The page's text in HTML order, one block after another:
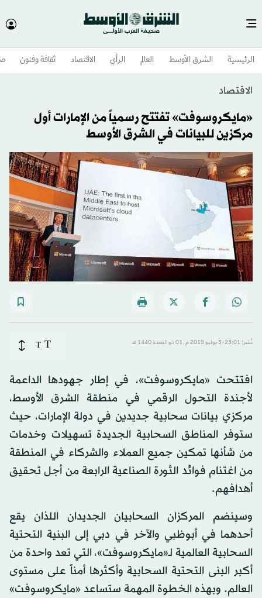
الرئيسية الشرق الأوسط​ العالم الرأي الاقتصاد ثقافة وفنون
الاقتصاد
«مايكروسوفت» تفتتح رسمياً من الإمارات أول
مركزين للبيانات في الشرق الأوسط
نُشر: 23:01-3 يوليو 2019 م ـ 01 ذو القِعدة 1440 هـ T
T
افتتحت «مايكروسوفت»، في إطار جهودها الداعمة
لأجندة التحول الرقمي في منطقة الشرق الأوسط،
مركزي بيانات سحابية جديدين في دولة الإمارات، حيث
ستوفر المناطق السحابية الجديدة تسهيلات وخدمات
من شأنها تمكين جميع العملاء والشركاء في المنطقة
من اغتنام فوائد الثورة الصناعية الرابعة من أجل تحقيق
أهدافهم.
وسينضم المركزان السحابيان الجديدان اللذان يقع
أحدهما في أبوظبي والآخر في دبي إلى البنية التحتية
السحابية العالمية لـ«مايكروسوفت»، التي تعد واحدة من
أكبر البنى التحتية السحابية وأكثرها أمناً على مستوى
العالم. وبهذه الخطوة المهمة ستساعد «مايكروسوفت»